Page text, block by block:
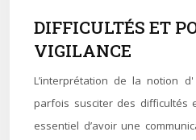
DIFFICULTÉS ET
VIGILANCE
L’interprétation de la notion
parfois susciter des difficultés
essentiel d’avoir une